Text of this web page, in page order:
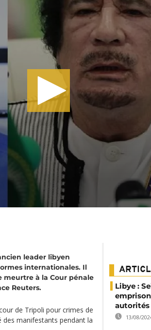
leader libyen
internationales. Il
meurtre à la Cour pénale
Reuters.
de Tripoli pour crimes de
des manifestants pendant la
Libye :
autorités
13/08/